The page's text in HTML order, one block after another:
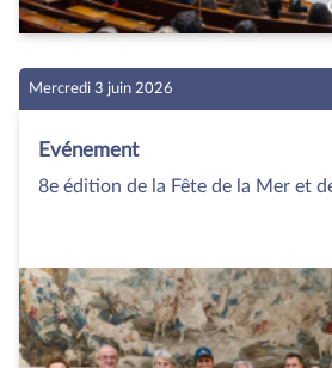
Mercredi 3 juin 2026
Evénement
8e édition de la Fête de la Mer et